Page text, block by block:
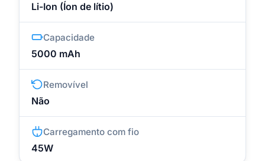
Li-Ion (Íon de lítio)
Capacidade
5000 mAh
Removível
Não
Carregamento com fio
45W